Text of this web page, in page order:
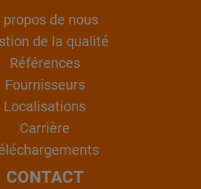
propos de nous
de la qualité
Références
Fournisseurs
Localisations
Carrière
CONTACT